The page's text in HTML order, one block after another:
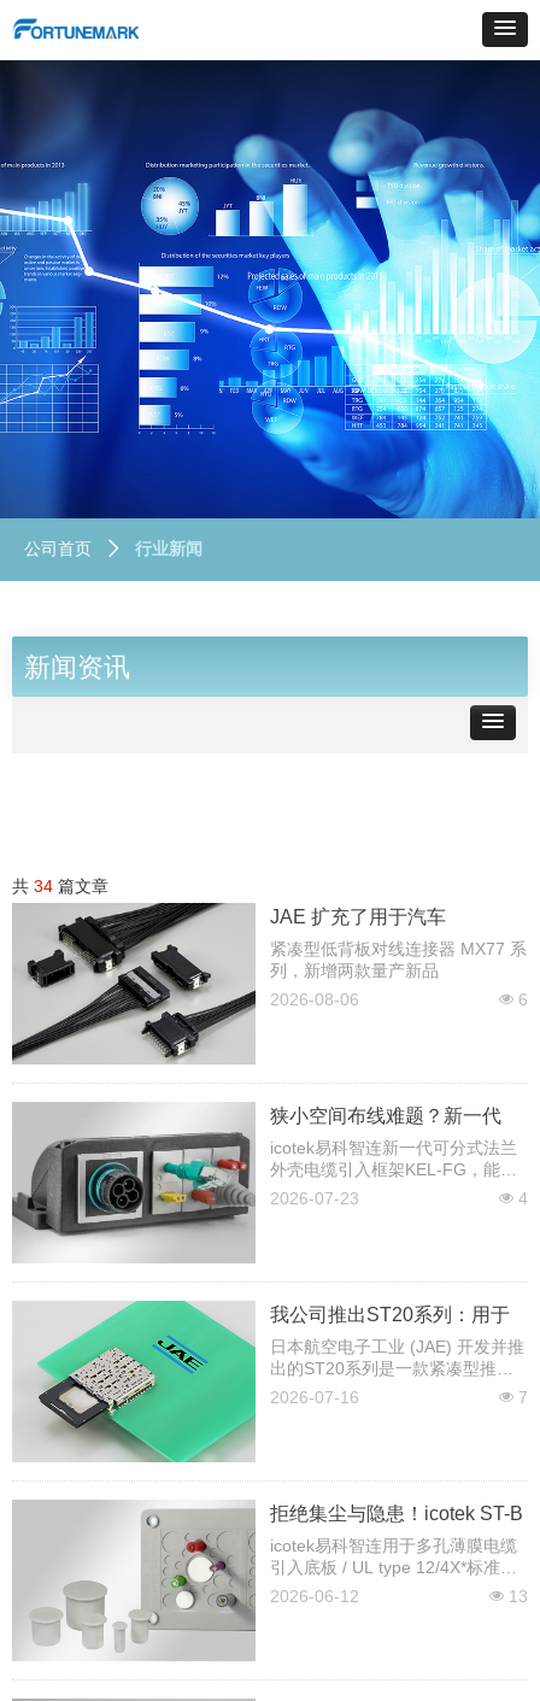
共 34 篇文章
JAE 扩充了用于汽车
ECU/BMS 的紧凑型低背
MX77 系列连接器产品阵容
紧凑型低背板对线连接器 MX77 系
列，新增两款量产新品
넶 6
2026-08-06
狭小空间布线难题？新一代
KEL-FG轻松破解
icotek易科智连新一代可分式法兰
外壳电缆引入框架KEL-FG，能够
轻松实现带插头电缆的90°角安 넶 4
2026-07-23
我公司推出ST20系列：用于
nanoSIM和microSD™卡的堆
叠式托盘组合连接器
日本航空电子工业 (JAE) 开发并推
出的ST20系列是一款紧凑型推拉
式托盘组合连接器，采用堆叠式双
넶 7
2026-07-16
拒绝集尘与隐患！icotek ST-B
堵头：专为密封各类刺穿薄膜
而生
icotek易科智连用于多孔薄膜电缆
引入底板 / UL type 12/4X*标准的
ST-B 堵头。
넶 13
2026-06-12
新闻资讯
公司首页 ꄲ 行业新闻